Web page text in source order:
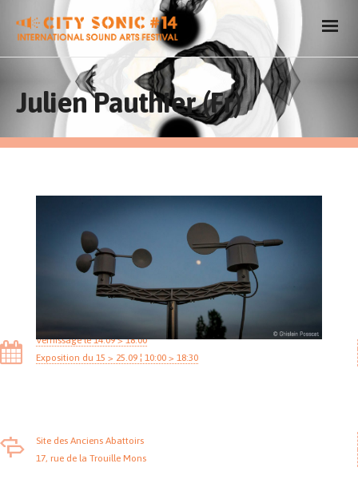
Julien Pauthier (Fr)
Vernissage le 14.09 > 18:00
Exposition du 15 > 25.09 ¦ 10:00 > 18:30
Site des Anciens Abattoirs
17, rue de la Trouille Mons